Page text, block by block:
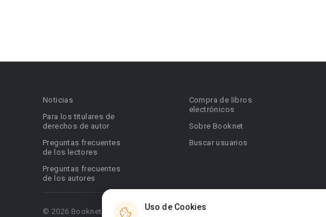
Uso de Cookies
Noticias
Para los titulares de
derechos de autor
Preguntas frecuentes
de los lectores
Preguntas frecuentes
de los autores
Compra de libros
electrónicos
Sobre Booknet
Buscar usuarios
© 2026 Booknet. Todos los derechos reservados.